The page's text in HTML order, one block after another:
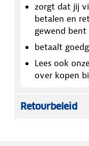
zorgt dat jij
betalen en
gewend bent
betaalt
Lees ook
over kopen
Retourbeleid